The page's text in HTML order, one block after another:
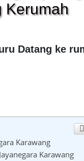
Kerumah
Datang ke
Karawang
Karawang